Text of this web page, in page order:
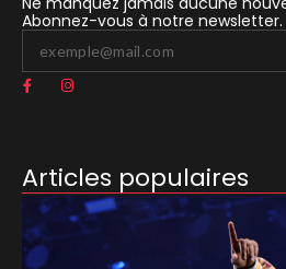
Abonnez-vous à notre newsletter.
Articles populaires